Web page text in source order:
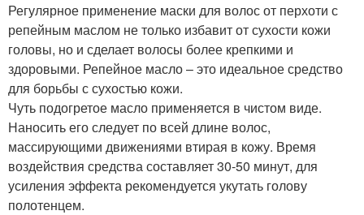
Маска из зелёных яблок
Регулярное применение маски для волос от перхоти с
репейным маслом не только избавит от сухости кожи
головы, но и сделает волосы более крепкими и
здоровыми. Репейное масло – это идеальное средство
для борьбы с сухостью кожи.
Чуть подогретое масло применяется в чистом виде.
Наносить его следует по всей длине волос,
массирующими движениями втирая в кожу. Время
воздействия средства составляет 30-50 минут, для
усиления эффекта рекомендуется укутать голову
полотенцем.